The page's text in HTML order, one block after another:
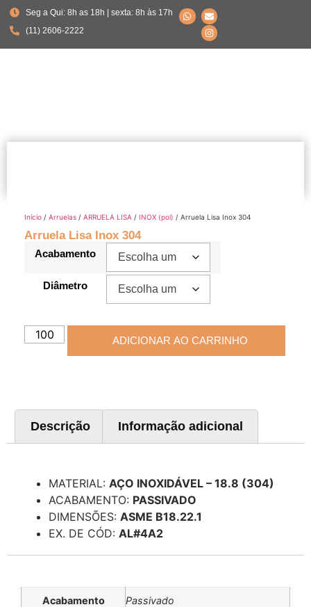
Seg a Qui: 8h as 18h | sexta: 8h às 17h
(11) 2606-2222
Início / Arruelas / ARRUELA LISA / INOX (pol) / Arruela Lisa Inox 304
Arruela Lisa Inox 304
Acabamento
Diâmetro
ADICIONAR AO CARRINHO
Descrição Informação adicional
MATERIAL: AÇO INOXIDÁVEL – 18.8 (304)
ACABAMENTO: PASSIVADO
DIMENSÕES: ASME B18.22.1
EX. DE CÓD: AL#4A2
Acabamento Passivado